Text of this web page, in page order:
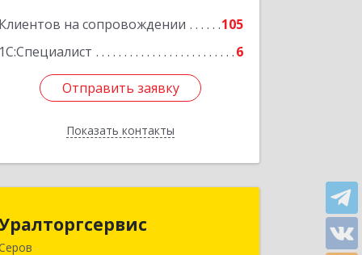
Клиентов на сопровождении
105
1С:Специалист
6
Отправить заявку
Показать контакты
Отправить заявку
Назад
624980, Свердловская обл, Серов г,